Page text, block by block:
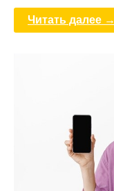
Читать далее →